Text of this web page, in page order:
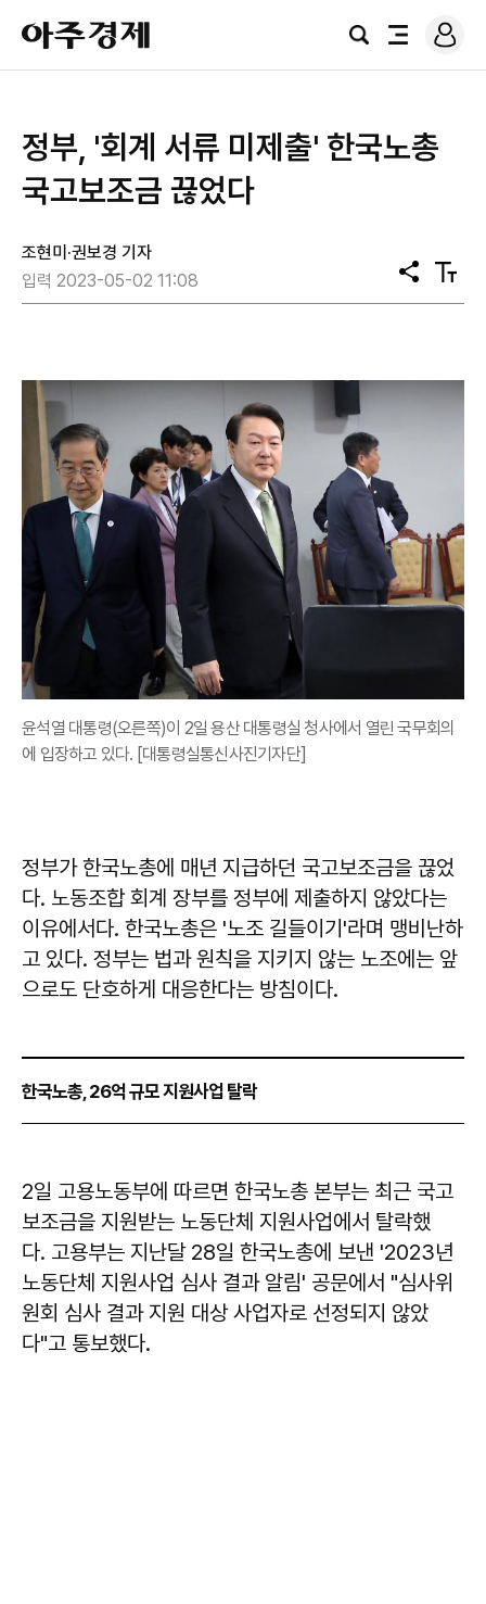
아
주
경
검
전
로
그
정부, '회계 서류 미제출' 한국노총
국고보조금 끊었다
조현미·권보경 기자
입력 2023-05-02 11:08
공
유
텍
스
윤석열 대통령(오른쪽)이 2일 용산 대통령실 청사에서 열린 국무회의
에 입장하고 있다. [대통령실통신사진기자단]
정부가 한국노총에 매년 지급하던 국고보조금을 끊었
다. 노동조합 회계 장부를 정부에 제출하지 않았다는
이유에서다. 한국노총은 '노조 길들이기'라며 맹비난하
고 있다. 정부는 법과 원칙을 지키지 않는 노조에는 앞
으로도 단호하게 대응한다는 방침이다.
한국노총, 26억 규모 지원사업 탈락
2일 고용노동부에 따르면 한국노총 본부는 최근 국고
보조금을 지원받는 노동단체 지원사업에서 탈락했
다. 고용부는 지난달 28일 한국노총에 보낸 '2023년
노동단체 지원사업 심사 결과 알림' 공문에서 "심사위
원회 심사 결과 지원 대상 사업자로 선정되지 않았
다"고 통보했다.